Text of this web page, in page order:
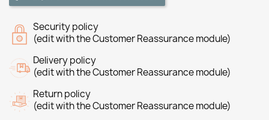
Security policy
(edit with the Customer Reassurance module)
Delivery policy
(edit with the Customer Reassurance module)
Return policy
(edit with the Customer Reassurance module)